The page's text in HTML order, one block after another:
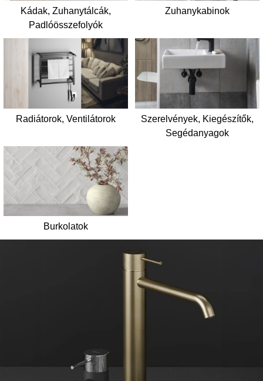
Kádak, Zuhanytálcák,
Padlóösszefolyók
Zuhanykabinok
Radiátorok, Ventilátorok
Szerelvények, Kiegészítők,
Segédanyagok
Burkolatok